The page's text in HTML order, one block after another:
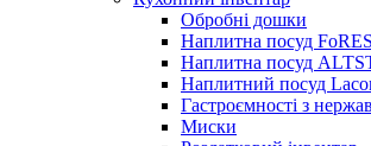
Обробні дошки
Наплитна посуд
Наплитна посуд
Наплитний посуд
Гастроємності з
Миски